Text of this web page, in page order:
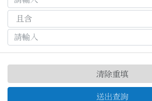
送出查詢
清除重填